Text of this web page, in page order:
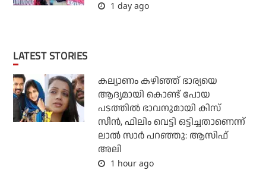
1 day ago
LATEST STORIES
കല്യാണം കഴിഞ്ഞ് ഭാര്യയെ
ആദ്യമായി കൊണ്ട് പോയ
പടത്തില്‍ ഭാവനുമായി കിസ്
സീന്‍, ഫിലിം വെട്ടി ഒട്ടിച്ചതാണെന്ന്
ലാല്‍ സാര്‍ പറഞ്ഞു: ആസിഫ്
അലി
1 hour ago